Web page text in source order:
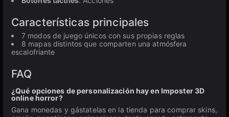
Características principales
7 modos de juego únicos con sus propias reglas
8 mapas distintos que comparten una atmósfera
escalofriante
FAQ
¿Qué opciones de personalización hay en Imposter 3D
online horror?
Gana monedas y gástatelas en la tienda para comprar skins,